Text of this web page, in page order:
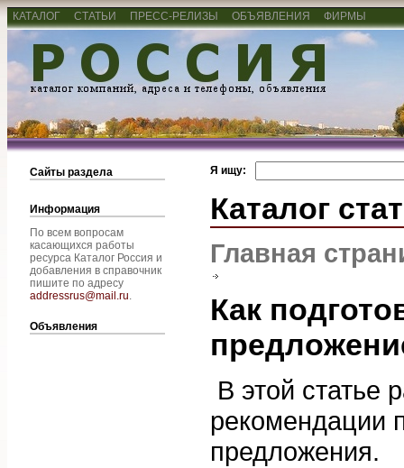
КАТАЛОГ СТАТЬИ ПРЕСС-РЕЛИЗЫ ОБЪЯВЛЕНИЯ ФИРМЫ
Сайты раздела
Информация
По всем вопросам
касающихся работы
ресурса Каталог Россия и
добавления в справочник
пишите по адресу
addressrus@mail.ru.
Объявления
Я ищу:
Каталог
Главная
Как
В этой статье
рекомендации
предложения.